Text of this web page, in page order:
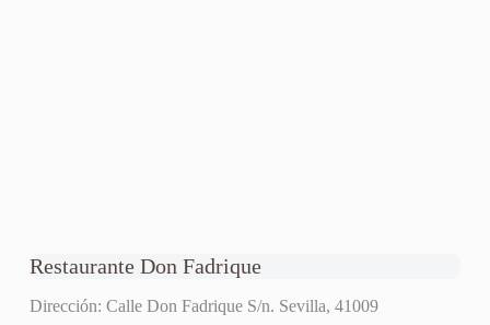
Restaurante Don Fadrique
Dirección: Calle Don Fadrique S/n. Sevilla, 41009